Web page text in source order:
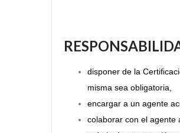
disponer de la
misma sea obligatoria,
encargar a un agente
colaborar con el agente